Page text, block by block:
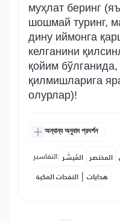
муҳлат беринг
шошмай туринг,
дину иймонга
келганини
қойим бўлганида,
қилмишларига
олурлар)!
অন্যান্য অনুবাদ প্রদর্শন
التفاسير: المُيسَّر المختصر
النفحات المكية | هدايات